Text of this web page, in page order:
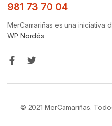
981 73 70 04
MerCamariñas es una iniciativa
WP Nordés
© 2021 MerCamariñas.